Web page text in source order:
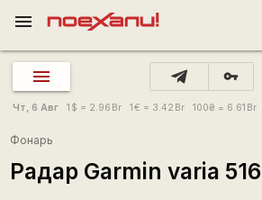
menu
vpn_key
Чт, 6 Авг 1 $ = 2.96 Br 1€ = 3.42 Br 100₴ = 6.61 Br
Фонарь
Радар Garmin varia 516